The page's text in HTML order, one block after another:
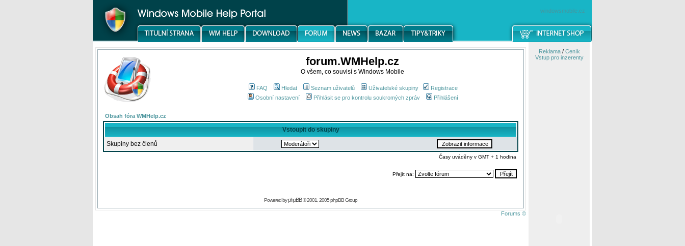
windowsmobile.cz
forum.WMHelp.cz
O všem, co souvisí s Windows Mobile
FAQ Hledat Seznam uživatelů Uživatelské skupiny
Registrace
Osobní nastavení
Přihlásit se pro kontrolu soukromých zpráv Přihlášení
Obsah fóra WMHelp.cz
Vstoupit do skupiny
Skupiny bez členů
Časy uváděny v GMT + 1 hodina
Přejít na:
Powered byphpBB© 2001, 2005 phpBB Group
Forums ©
Reklama/ Ceník
Vstup pro inzerenty